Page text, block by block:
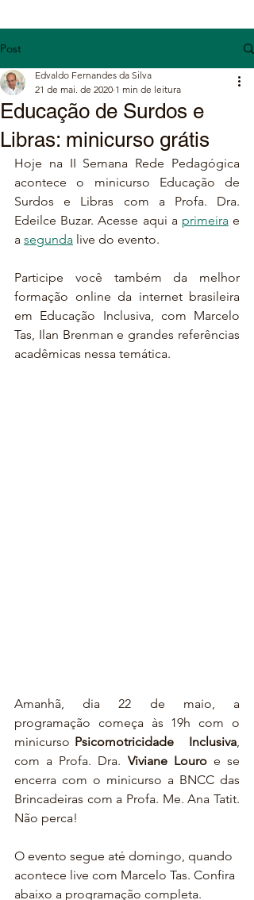
Post
Educação de Surdos e
Libras: minicurso grátis
Edvaldo Fernandes da Silva
21 de mai. de 2020 1 min de leitura
Hoje na II Semana Rede Pedagógica
acontece o minicurso Educação de
Surdos e Libras com a Profa. Dra.
Edeilce Buzar. Acesse aqui a primeira e
a segunda live do evento.
Participe você também da melhor
formação online da internet brasileira
em Educação Inclusiva, com Marcelo
Tas, Ilan Brenman e grandes referências
acadêmicas nessa temática.
Amanhã, dia 22 de maio, a
programação começa às 19h com o
minicurso Psicomotricidade   Inclusiva,
com a Profa. Dra. Viviane Louro e se
encerra com o minicurso a BNCC das
Brincadeiras com a Profa. Me. Ana Tatit.
Não perca!
O evento segue até domingo, quando
acontece live com Marcelo Tas. Confira
abaixo a programação completa.